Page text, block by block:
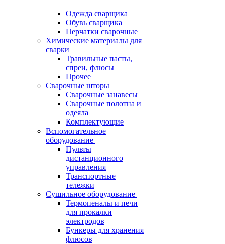
Одежда сварщика
Обувь сварщика
Перчатки сварочные
Химические материалы для
сварки
Травильные пасты,
спреи, флюсы
Прочее
Сварочные шторы
Сварочные занавесы
Сварочные полотна и
одеяла
Комплектующие
Вспомогательное
оборудование
Пульты
дистанционного
управления
Транспортные
тележки
Сушильное оборудование
Термопеналы и печи
для прокалки
электродов
Бункеры для хранения
флюсов